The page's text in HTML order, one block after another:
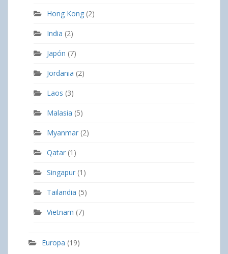
Hong Kong (2)
India (2)
Japón (7)
Jordania (2)
Laos (3)
Malasia (5)
Myanmar (2)
Qatar (1)
Singapur (1)
Tailandia (5)
Vietnam (7)
Europa (19)